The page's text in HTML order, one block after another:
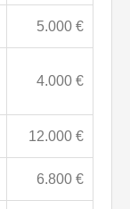
5.000 €
4.000 €
12.000 €
6.800 €